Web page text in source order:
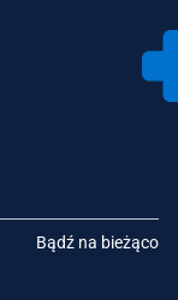
Bądź na bieżąco